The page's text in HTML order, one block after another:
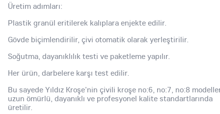
Üretim adımları:
Plastik granül eritilerek kalıplara enjekte edilir.
Gövde biçimlendirilir, çivi otomatik olarak yerleştirilir.
Soğutma, dayanıklılık testi ve paketleme yapılır.
Her ürün, darbelere karşı test edilir.
Bu sayede Yıldız Kroşe'nin çivili kroşe no:6, no:7, no:8
uzun ömürlü, dayanıklı ve profesyonel kalite standartlarında
üretilir.